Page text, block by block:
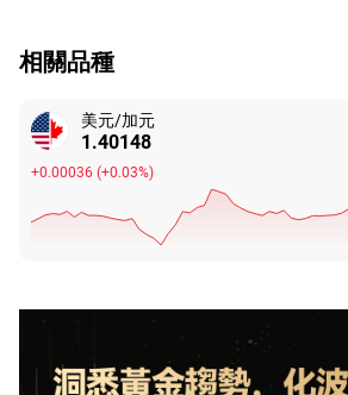
相關品種
美元/加元
1.40148
+0.00036(+0.03%)